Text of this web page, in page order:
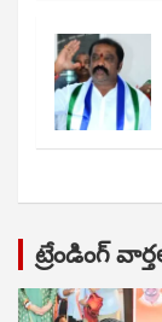
ట్రేండింగ్